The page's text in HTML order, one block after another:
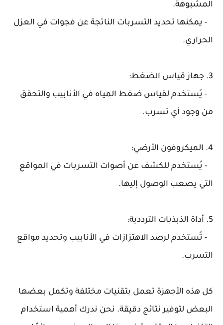
المشبوهة.
- يمكنها تحديد التسربات الناتجة عن فجوات في العزل
الحراري.
3. جهاز قياس الضغط:
- يُستخدم لقياس ضغط المياه في الأنابيب والتحقق
من وجود أي تسرب.
4. الميكروفون الأرضي:
- يُستخدم للكشف عن أصوات التسربات في المواقع
التي يصعب الوصول إليها.
5. أداة الذبذبات الترددية:
- تُستخدم لرصد الاهتزازات في الأنابيب وتحديد مواقع
التسرب.
كل هذه الأجهزة تعمل بتقنيات مختلفة وتكمل بعضها
البعض لتوفير نتائج دقيقة. نحن ندرك أهمية استخدام